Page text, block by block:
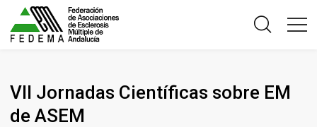
VII Jornadas Científicas sobre EM
de ASEM